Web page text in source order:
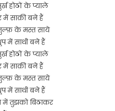
होठों के प्याले
में साक़ी बने हैं
के मस्त साये
में साथी बने हैं
होठों के प्याले
में साक़ी बने हैं
के मस्त साये
में साथी बने हैं
तुझको बिठाकर